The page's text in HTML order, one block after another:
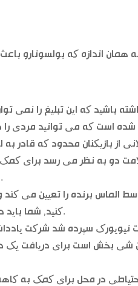
باشید که این تبلیغ را نمی
شده است که می توانید مردی را
از بازیکنان محدود که قادر
دو به نظر می رسد برای کمک
جهان را نام ببرید به عنوان تنها از تمام بازی های کازینو قرقره.
برنده را تعیین می کند و
کنید, شما باید در هر یک از سایت های قمار متعلق به کوه بلند محدود ثبت نام.
نیویورک سپرده شد شرکت
در محل برای کمک به